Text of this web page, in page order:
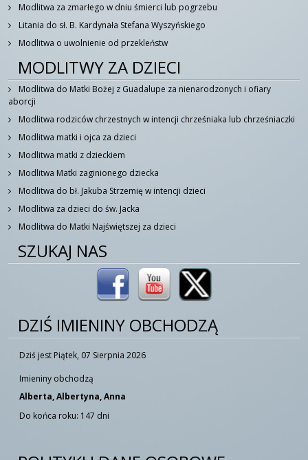
Modlitwa za zmarłego w dniu śmierci lub pogrzebu
Litania do sł. B. Kardynała Stefana Wyszyńskiego
Modlitwa o uwolnienie od przekleństw
MODLITWY ZA DZIECI
Modlitwa do Matki Bożej z Guadalupe za nienarodzonych i ofiary
aborcji
Modlitwa rodziców chrzestnych w intencji chrześniaka lub chrześniaczki
Modlitwa matki i ojca za dzieci
Modlitwa matki z dzieckiem
Modlitwa Matki zaginionego dziecka
Modlitwa do bł. Jakuba Strzemię w intencji dzieci
Modlitwa za dzieci do św. Jacka
Modlitwa do Matki Najświętszej za dzieci
SZUKAJ NAS
DZIŚ IMIENINY OBCHODZĄ
Dziś jest Piątek, 07 Sierpnia 2026
Imieniny obchodzą
Alberta, Albertyna, Anna
Do końca roku: 147 dni